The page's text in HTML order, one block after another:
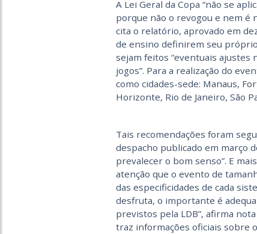
A Lei Geral da Copa “não se
porque não o revogou e nem é
cita o relatório, aprovado em
de ensino definirem seu
sejam feitos “eventuais ajustes
jogos”. Para a realização do
como cidades-sede: Manaus,
Horizonte, Rio de Janeiro, São
Tais recomendações foram
despacho publicado em março
prevalecer o bom senso”. E
atenção que o evento de
das especificidades de cada
desfruta, o importante é
previstos pela LDB”, afirma
traz informações oficiais sobre